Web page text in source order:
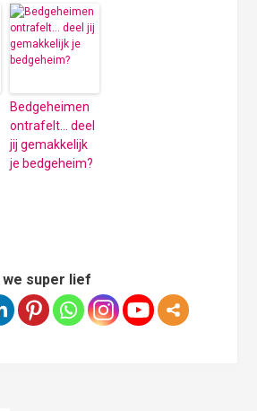
Bedgeheimen
ontrafelt… deel
jij gemakkelijk
je bedgeheim?
we super lief